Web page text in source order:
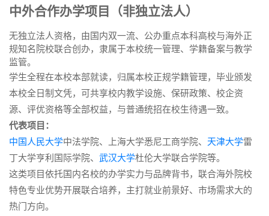
中外合作办学项目（非独立法人）
无独立法人资格，由国内双一流、公办重点本科高校与海外正
规知名院校联合创办，隶属于本校统一管理、学籍备案与教学
监管。
学生全程在本校本部就读，归属本校正规学籍管理，毕业颁发
本校全日制文凭，可共享校内教学设施、保研政策、校企资
源、评优资格等全部权益，与普通统招在校生待遇一致。
代表项目：
中国人民大学中法学院、上海大学悉尼工商学院、 天津大学雷
丁大学亨利国际学院、 武汉大学杜伦大学联合学院等。
这类项目依托国内名校的办学实力与品牌背书，联合海外院校
特色专业优势开展联合培养，主打就业前景好、市场需求大的
热门方向。